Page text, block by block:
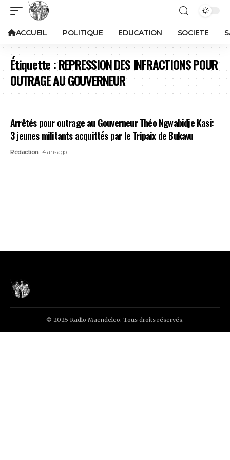
ACCUEIL POLITIQUE EDUCATION SOCIETE
Étiquette :REPRESSION DES INFRACTIONS POUR
OUTRAGE AU GOUVERNEUR
Arrêtés pour outrage au Gouverneur Théo Ngwabidje Kasi:
3 jeunes militants acquittés par le Tripaix de Bukavu
Rédaction 4 ans ago
© 2025 Radio Maendeleo. Tous droits réservés.